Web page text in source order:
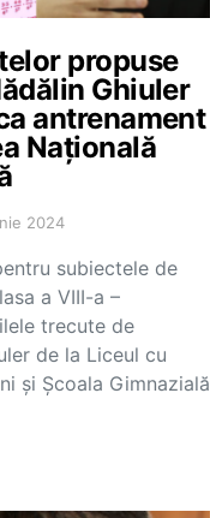
propuse
Ghiuler
antrenament
Națională
2024
subiectele de
a VIII-a –
trecute de
de la Liceul cu
și Școala Gimnazială